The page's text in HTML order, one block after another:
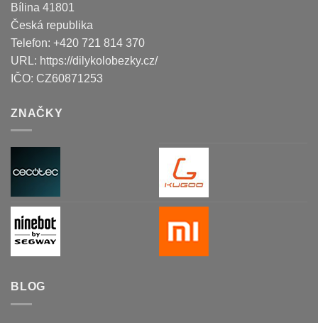
Bílina 41801
Česká republika
Telefon: +420 721 814 370
URL: https://dilykolobezky.cz/
IČO: CZ60871253
ZNAČKY
BLOG